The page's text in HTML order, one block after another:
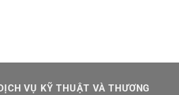
VỤ KỸ THUẬT VÀ THƯƠNG